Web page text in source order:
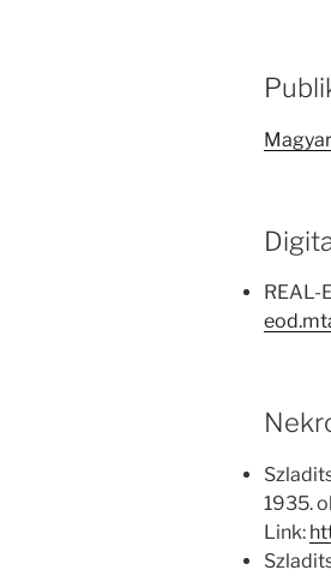
REAL-
1935.
Link: